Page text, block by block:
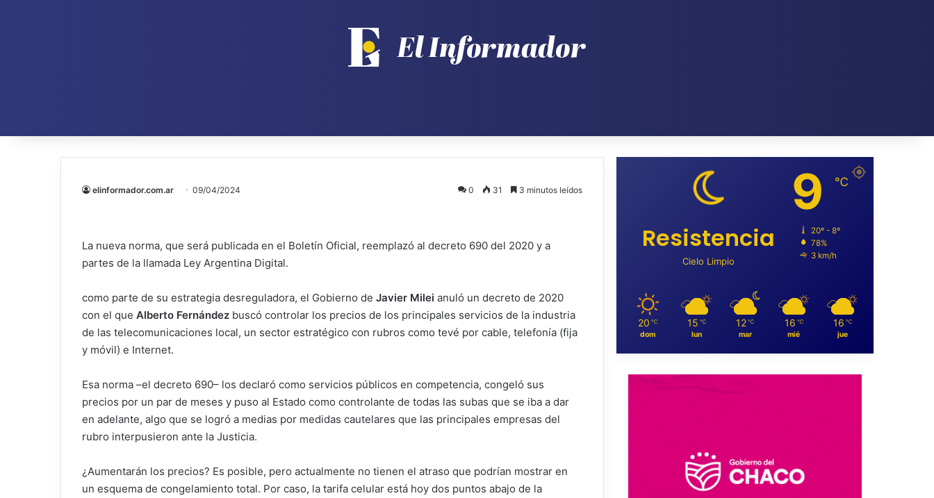
elinformador.com.ar 09/04/2024 0 31 3 minutos leídos
La nueva norma, que será publicada en el Boletín Oficial, reemplazó al decreto 690 del 2020 y a
partes de la llamada Ley Argentina Digital.
como parte de su estrategia desreguladora, el Gobierno de Javier Milei anuló un decreto de 2020
con el que Alberto Fernández buscó controlar los precios de los principales servicios de la industria
de las telecomunicaciones local, un sector estratégico con rubros como tevé por cable, telefonía (fija
y móvil) e Internet.
Esa norma –el decreto 690– los declaró como servicios públicos en competencia, congeló sus
precios por un par de meses y puso al Estado como controlante de todas las subas que se iba a dar
en adelante, algo que se logró a medias por medidas cautelares que las principales empresas del
rubro interpusieron ante la Justicia.
¿Aumentarán los precios? Es posible, pero actualmente no tienen el atraso que podrían mostrar en
un esquema de congelamiento total. Por caso, la tarifa celular está hoy dos puntos abajo de la
Resistencia
Cielo Limpio
9 ℃
20º - 8º
78%
3 km/h
20 ℃
dom
15 ℃
lun
12 ℃
mar
16 ℃
mié
16 ℃
jue